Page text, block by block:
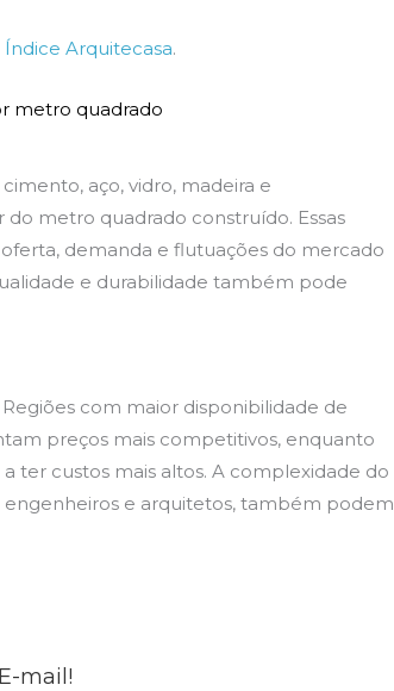
Índice Arquitecasa.
metro quadrado
aço, vidro, madeira e
metro quadrado construído. Essas
demanda e flutuações do mercado
e durabilidade também pode
com maior disponibilidade de
preços mais competitivos, enquanto
ter custos mais altos. A complexidade do
e arquitetos, também podem
mail!